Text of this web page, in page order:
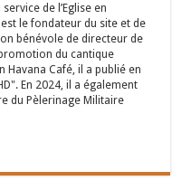
service de l’Eglise en
le fondateur du site et de
bénévole de directeur de
du cantique
Café, il a publié en
En 2024, il a également
du Pèlerinage Militaire